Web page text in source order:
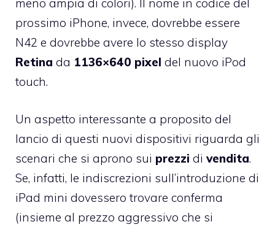
meno ampia di colori). Il nome in codice del
prossimo iPhone, invece, dovrebbe essere
N42 e dovrebbe avere lo stesso display
Retina da 1136×640 pixel del nuovo iPod
touch.
Un aspetto interessante a proposito del
lancio di questi nuovi dispositivi riguarda gli
scenari che si aprono sui prezzi di vendita.
Se, infatti, le indiscrezioni sull’introduzione di
iPad mini dovessero trovare conferma
(insieme al prezzo aggressivo che si